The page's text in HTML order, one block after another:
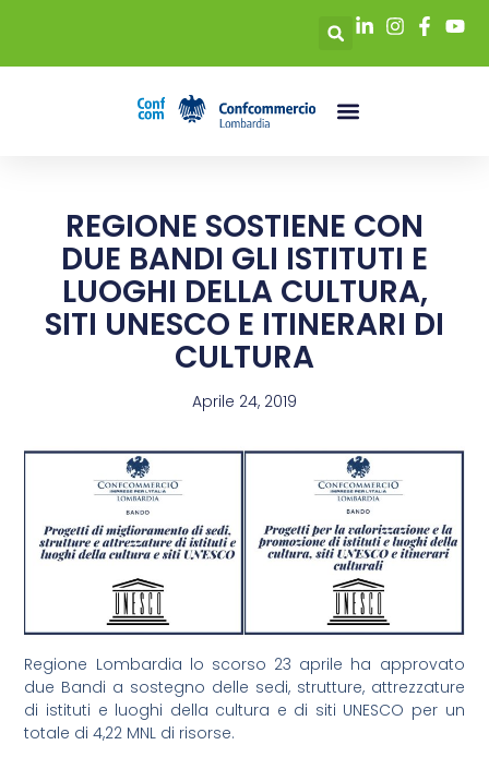
REGIONE SOSTIENE CON
DUE BANDI GLI ISTITUTI E
LUOGHI DELLA CULTURA,
SITI UNESCO E ITINERARI DI
CULTURA
Aprile 24, 2019
Regione Lombardia lo scorso 23 aprile ha approvato
due Bandi a sostegno delle sedi, strutture, attrezzature
di istituti e luoghi della cultura e di siti UNESCO per un
totale di 4,22 MNL di risorse.